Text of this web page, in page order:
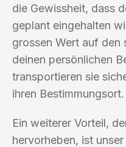
die Gewissheit, dass
geplant eingehalten
grossen Wert auf den
deinen persönlichen
transportieren sie
ihren Bestimmungsort.
Ein weiterer Vorteil,
hervorheben, ist